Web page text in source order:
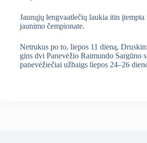
Jaunųjų lengvaatlečių laukia itin
jaunimo čempionate.
Netrukus po to, liepos 11 dieną,
gins dvi Panevėžio Raimundo Sargūno
panevėžiečiai užbaigs liepos 24–26